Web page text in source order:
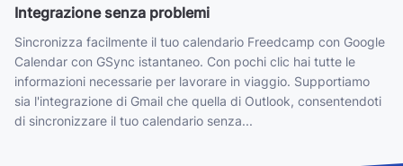
Integrazione senza problemi
Sincronizza facilmente il tuo calendario Freedcamp con Google
Calendar con GSync istantaneo. Con pochi clic hai tutte le
informazioni necessarie per lavorare in viaggio. Supportiamo
sia l'integrazione di Gmail che quella di Outlook, consentendoti
di sincronizzare il tuo calendario senza...